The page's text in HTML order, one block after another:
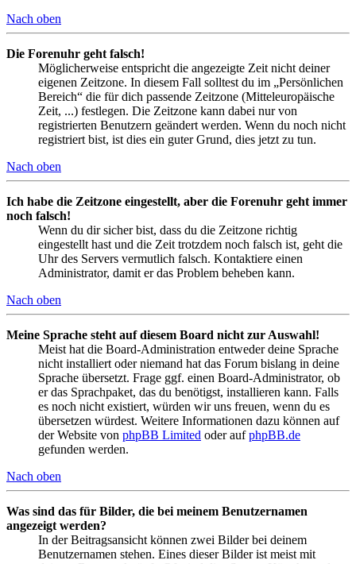
Nach oben
Die Forenuhr geht falsch!
Möglicherweise entspricht die angezeigte Zeit nicht deiner
eigenen Zeitzone. In diesem Fall solltest du im „Persönlichen
Bereich“ die für dich passende Zeitzone (Mitteleuropäische
Zeit, ...) festlegen. Die Zeitzone kann dabei nur von
registrierten Benutzern geändert werden. Wenn du noch nicht
registriert bist, ist dies ein guter Grund, dies jetzt zu tun.
Nach oben
Ich habe die Zeitzone eingestellt, aber die Forenuhr geht immer
noch falsch!
Wenn du dir sicher bist, dass du die Zeitzone richtig
eingestellt hast und die Zeit trotzdem noch falsch ist, geht die
Uhr des Servers vermutlich falsch. Kontaktiere einen
Administrator, damit er das Problem beheben kann.
Nach oben
Meine Sprache steht auf diesem Board nicht zur Auswahl!
Meist hat die Board-Administration entweder deine Sprache
nicht installiert oder niemand hat das Forum bislang in deine
Sprache übersetzt. Frage ggf. einen Board-Administrator, ob
er das Sprachpaket, das du benötigst, installieren kann. Falls
es noch nicht existiert, würden wir uns freuen, wenn du es
übersetzen würdest. Weitere Informationen dazu können auf
der Website von phpBB Limited oder aufphpBB.de
gefunden werden.
Nach oben
Was sind das für Bilder, die bei meinem Benutzernamen
angezeigt werden?
In der Beitragsansicht können zwei Bilder bei deinem
Benutzernamen stehen. Eines dieser Bilder ist meist mit